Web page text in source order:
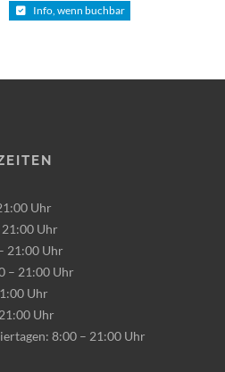
Info, wenn buchbar
Uhr
Uhr
21:00 Uhr
– 21:00 Uhr
Uhr
Uhr
8:00 – 21:00 Uhr